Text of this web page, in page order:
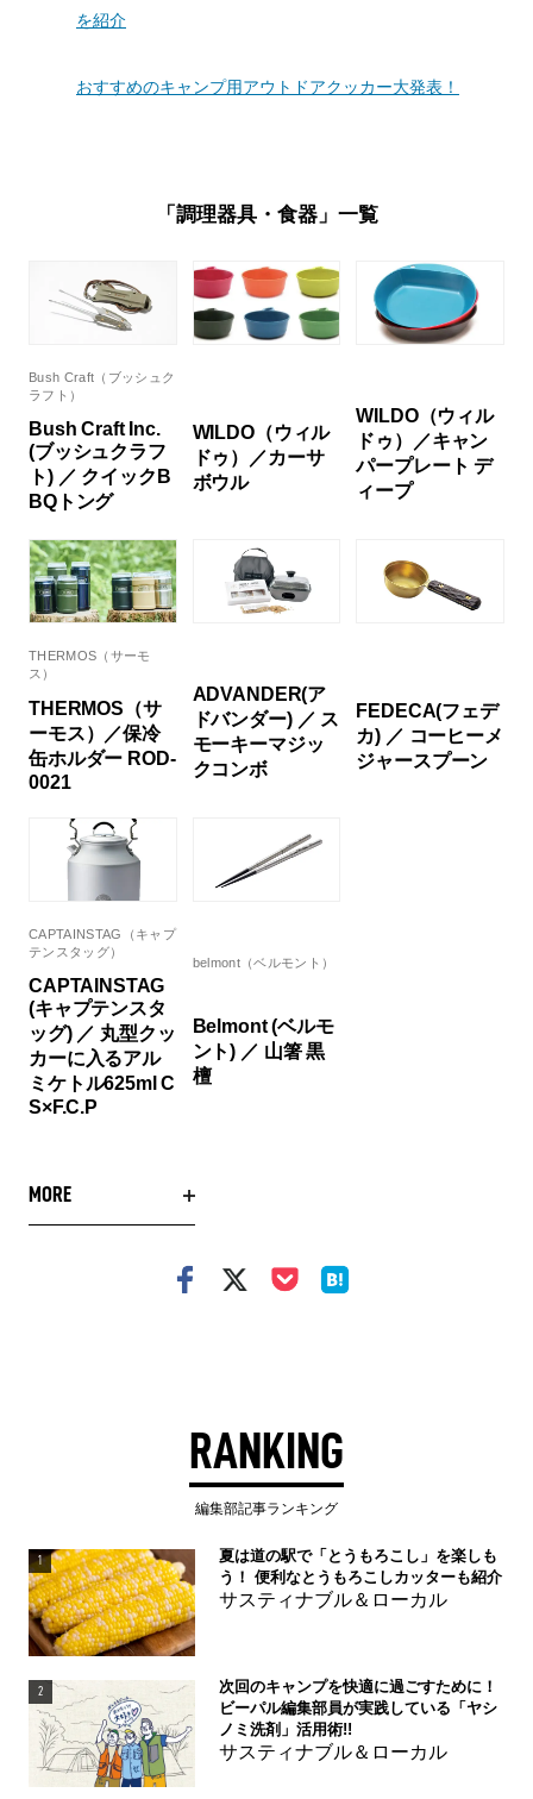
を紹介
おすすめのキャンプ用アウトドアクッカー大発表！
「調理器具・食器」一覧
Bush Craft（ブッシュク
ラフト）
Bush Craft Inc.
(ブッシュクラフ
ト) ／ クイックB
BQトング
WILDO（ウィル
ドゥ）／カーサ
ボウル
WILDO（ウィル
ドゥ）／キャン
パープレート デ
ィープ
THERMOS（サーモ
ス）
THERMOS（サ
ーモス）／保冷
缶ホルダー ROD-
0021
ADVANDER(ア
ドバンダー) ／ ス
モーキーマジッ
クコンボ
FEDECA(フェデ
カ) ／ コーヒーメ
ジャースプーン
CAPTAINSTAG（キャプ
テンスタッグ）
CAPTAINSTAG
(キャプテンスタ
ッグ) ／ 丸型クッ
カーに入るアル
ミケトル625ml C
S×F.C.P
belmont（ベルモント）
Belmont (ベルモ
ント) ／ 山箸 黒
檀
MORE
RANKING
編集部記事ランキング
1
夏は道の駅で「とうもろこし」を楽しも
う！ 便利なとうもろこしカッターも紹介
サスティナブル＆ローカル
2
次回のキャンプを快適に過ごすために！
ビーパル編集部員が実践している「ヤシ
ノミ洗剤」活用術!!
サスティナブル＆ローカル